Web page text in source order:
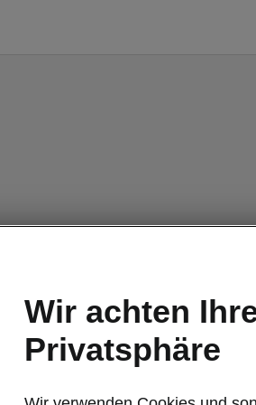
Wir achten
Privatsphäre